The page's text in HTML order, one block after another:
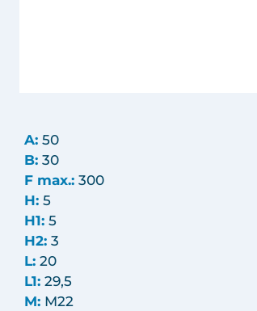
A: 50
B: 30
F max.: 300
H: 5
H1: 5
H2: 3
L: 20
L1: 29,5
M: M22